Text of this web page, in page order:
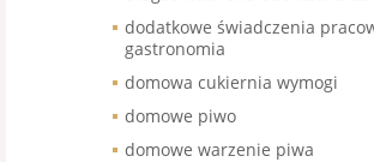
dodatkowe świadczenia
gastronomia
domowa cukiernia wymogi
domowe piwo
domowe warzenie piwa